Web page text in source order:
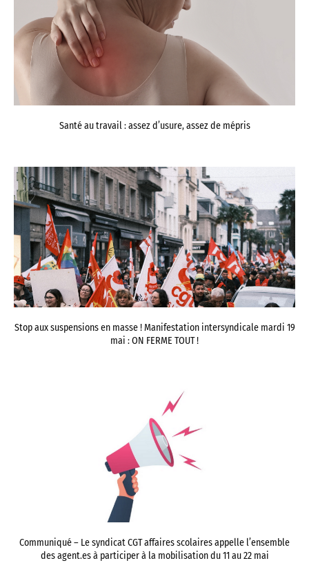
Santé au travail : assez d’usure, assez de mépris
Stop aux suspensions en masse ! Manifestation intersyndicale mardi 19
mai : ON FERME TOUT !
Communiqué – Le syndicat CGT affaires scolaires appelle l’ensemble
des agent.es à participer à la mobilisation du 11 au 22 mai